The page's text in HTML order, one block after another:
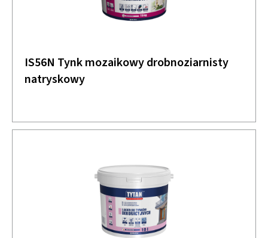
IS56N Tynk mozaikowy drobnoziarnisty
natryskowy